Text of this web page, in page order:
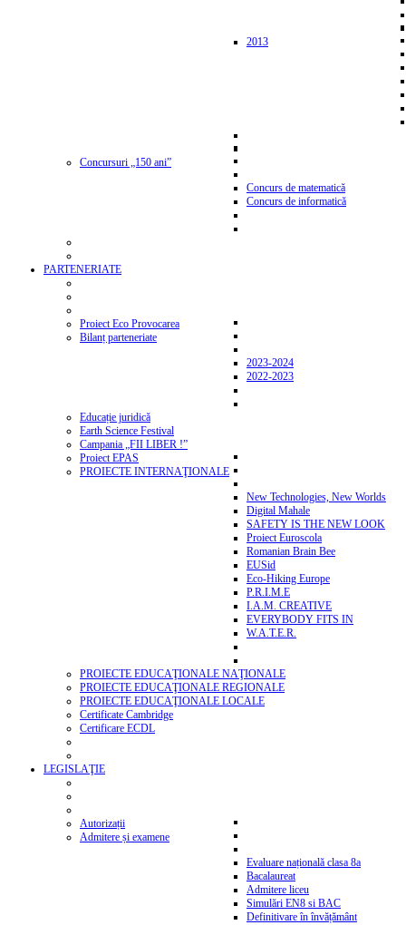
2013
Concursuri „150 ani”
Concurs de matematică
Concurs de informatică
PARTENERIATE
Proiect Eco Provocarea
Bilanț parteneriate
2023-2024
2022-2023
Educație juridică
Earth Science Festival
Campania „FII LIBER !”
Proiect EPAS
PROIECTE INTERNAŢIONALE
New Technologies, New Worlds
Digital Mahale
SAFETY IS THE NEW LOOK
Proiect Euroscola
Romanian Brain Bee
EUSid
Eco-Hiking Europe
P.R.I.M.E
I.A.M. CREATIVE
EVERYBODY FITS IN
W.A.T.E.R.
PROIECTE EDUCAŢIONALE NAŢIONALE
PROIECTE EDUCAŢIONALE REGIONALE
PROIECTE EDUCAŢIONALE LOCALE
Certificate Cambridge
Certificare ECDL
LEGISLAŢIE
Autorizații
Admitere și examene
Evaluare națională clasa 8a
Bacalaureat
Admitere liceu
Simulări EN8 si BAC
Definitivare în învățământ